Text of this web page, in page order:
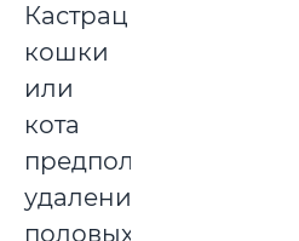
Кастрация
кошки
или
кота
предполагает
удаление
половых